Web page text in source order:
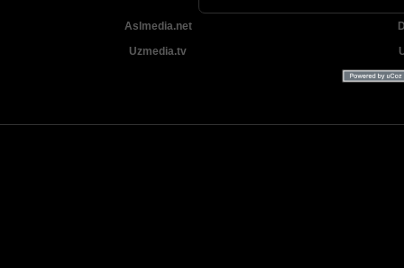
Aslmedia.net
Uzmedia.tv